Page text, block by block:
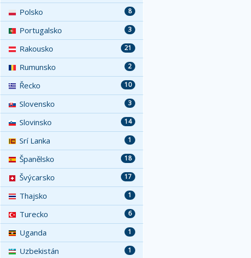
8
Polsko
3
Portugalsko
21
Rakousko
2
Rumunsko
10
Řecko
3
Slovensko
14
Slovinsko
1
Srí Lanka
18
Španělsko
17
Švýcarsko
1
Thajsko
6
Turecko
1
Uganda
1
Uzbekistán